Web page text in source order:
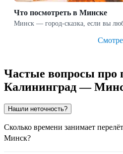
Что посмотреть в Минске
Минск — город-сказка, если вы
Частые вопросы про
Калининград —
Нашли неточность?
Сколько времени занимает
Минск?